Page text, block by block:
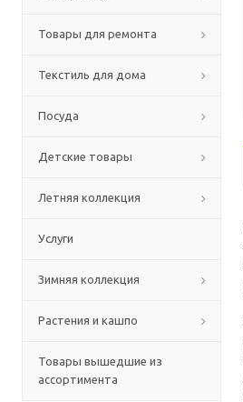
Товары для ремонта
Текстиль для дома
Посуда
Детские товары
Летняя коллекция
Услуги
Зимняя коллекция
Растения и кашпо
Товары вышедшие из
ассортимента